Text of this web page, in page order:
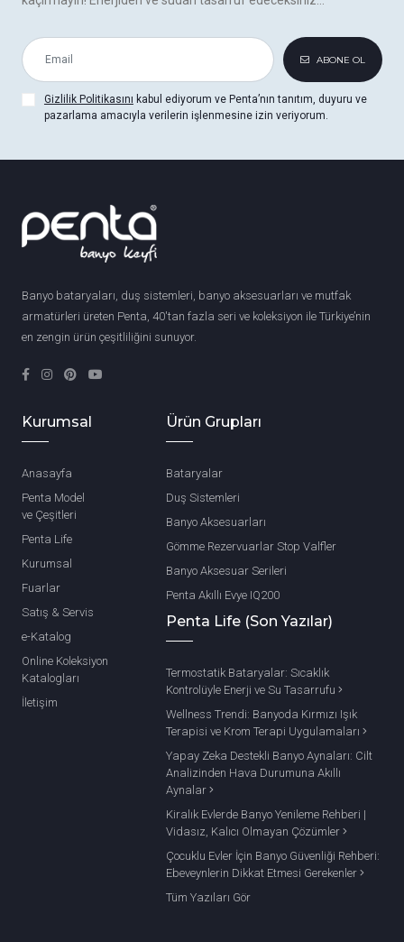
ABONE OL
Gizlilik Politikasını kabul ediyorum ve Penta’nın tanıtım, duyuru ve
pazarlama amacıyla verilerin işlenmesine izin veriyorum.
Banyo bataryaları, duş sistemleri, banyo aksesuarları ve mutfak
armatürleri üreten Penta, 40'tan fazla seri ve koleksiyon ile Türkiye’nin
en zengin ürün çeşitliliğini sunuyor.
Kurumsal
Anasayfa
Penta Model
ve Çeşitleri
Penta Life
Kurumsal
Fuarlar
Satış & Servis
e-Katalog
Online Koleksiyon
Katalogları
İletişim
Ürün Grupları
Bataryalar
Duş Sistemleri
Banyo Aksesuarları
Gömme Rezervuarlar Stop Valfler
Banyo Aksesuar Serileri
Penta Akıllı Evye IQ200
Penta Life (Son Yazılar)
Termostatik Bataryalar: Sıcaklık
Kontrolüyle Enerji ve Su Tasarrufu
Wellness Trendi: Banyoda Kırmızı Işık
Terapisi ve Krom Terapi Uygulamaları
Yapay Zeka Destekli Banyo Aynaları: Cilt
Analizinden Hava Durumuna Akıllı
Aynalar
Kiralık Evlerde Banyo Yenileme Rehberi |
Vidasız, Kalıcı Olmayan Çözümler
Çocuklu Evler İçin Banyo Güvenliği Rehberi:
Ebeveynlerin Dikkat Etmesi Gerekenler
Tüm Yazıları Gör